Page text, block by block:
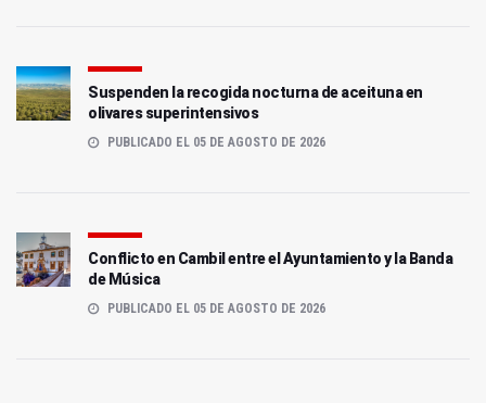
Suspenden la recogida nocturna de aceituna en
olivares superintensivos
PUBLICADO EL 05 DE AGOSTO DE 2026
Conflicto en Cambil entre el Ayuntamiento y la Banda
de Música
PUBLICADO EL 05 DE AGOSTO DE 2026